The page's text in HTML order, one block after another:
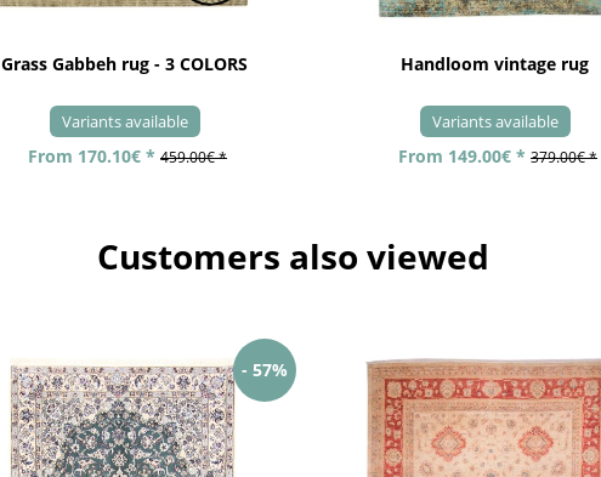
Grass Gabbeh rug - 3 COLORS
Variants available
From 170.10€ * 459.00€ *
Handloom vintage rug
Variants available
From 149.00€ * 379.00€ *
Customers also viewed
- 57%